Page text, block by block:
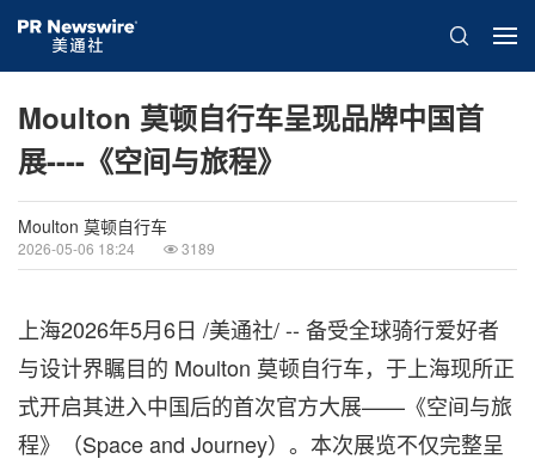
Moulton 莫顿自行车呈现品牌中国首
展----《空间与旅程》
Moulton 莫顿自行车
2026-05-06 18:24 3189
上海2026年5月6日 /美通社/ -- 备受全球骑行爱好者
与设计界瞩目的 Moulton 莫顿自行车，于上海现所正
式开启其进入中国后的首次官方大展——《空间与旅
程》（Space and Journey）。本次展览不仅完整呈